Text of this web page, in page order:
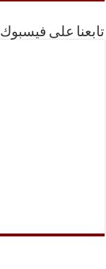
تابعنا على فيسبوك